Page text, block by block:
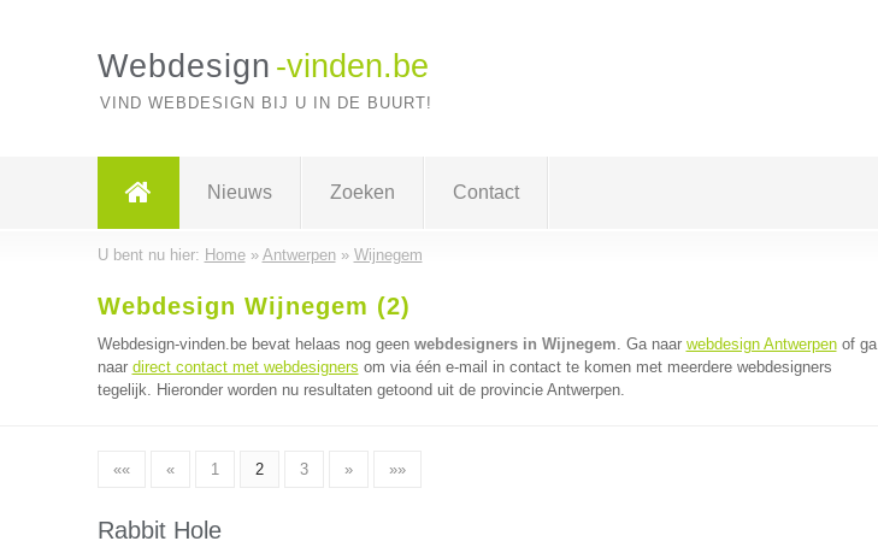
Webdesign -vinden.be
VIND WEBDESIGN BIJ U IN DE BUURT!
Nieuws Zoeken Contact
U bent nu hier: Home» Antwerpen» Wijnegem
Webdesign Wijnegem (2)
Webdesign-vinden.be bevat helaas nog geen webdesigners in Wijnegem. Ga naar webdesign Antwerpenof ga
naar direct contact met webdesigners om via één e-mail in contact te komen met meerdere webdesigners
tegelijk. Hieronder worden nu resultaten getoond uit de provincie Antwerpen.
«« « 1 2 3 » »»
Rabbit Hole